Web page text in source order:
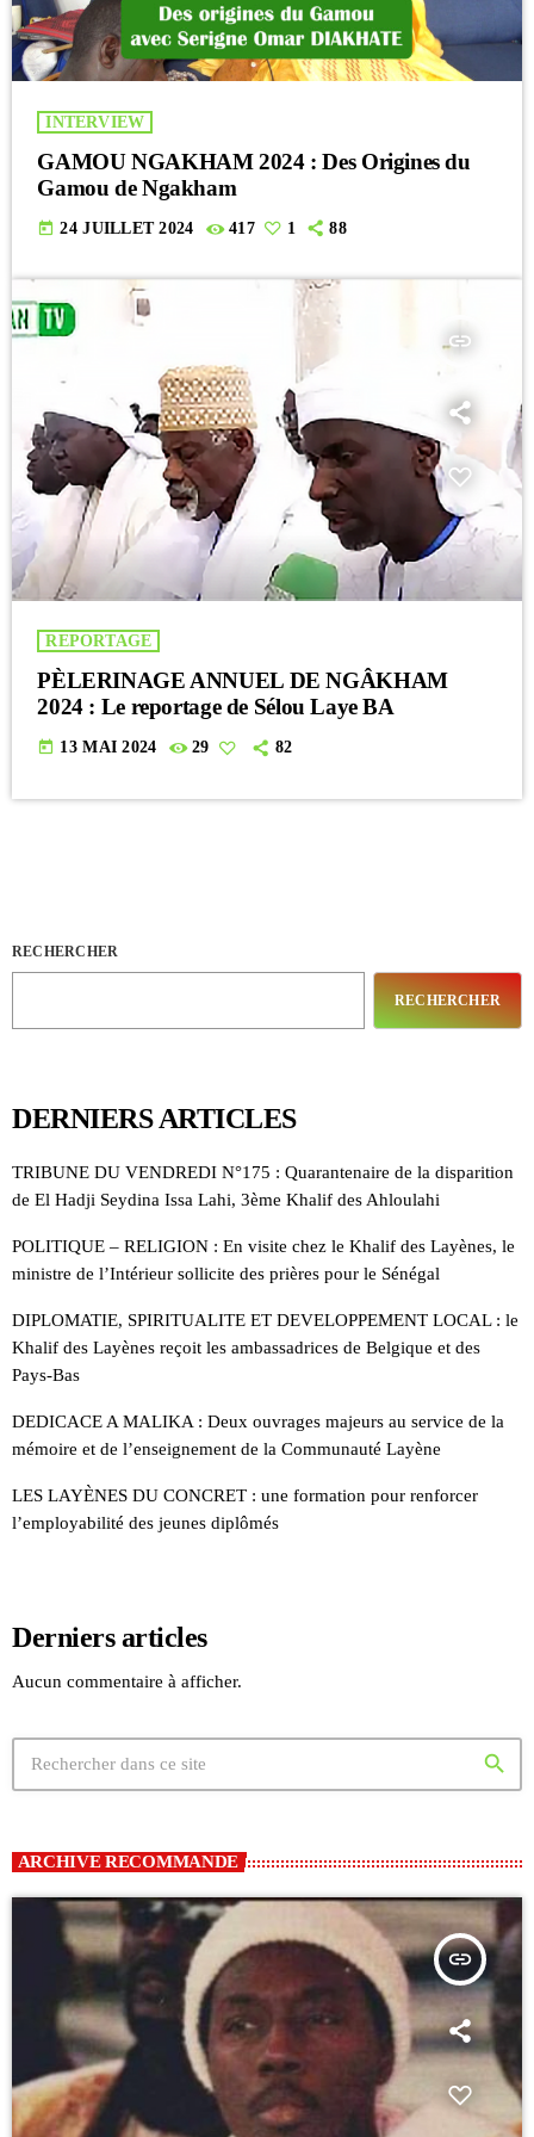
INTERVIEW
GAMOU NGAKHAM 2024 : Des Origines du
Gamou de Ngakham
today 24 JUILLET 2024 417 1 88
insert_link
REPORTAGE
PÈLERINAGE ANNUEL DE NGÂKHAM
2024 : Le reportage de Sélou Laye BA
today 13 MAI 2024 29 82
RECHERCHER
RECHERCHER
DERNIERS ARTICLES
TRIBUNE DU VENDREDI N°175 : Quarantenaire de la disparition
de El Hadji Seydina Issa Lahi, 3ème Khalif des Ahloulahi
POLITIQUE – RELIGION : En visite chez le Khalif des Layènes, le
ministre de l’Intérieur sollicite des prières pour le Sénégal
DIPLOMATIE, SPIRITUALITE ET DEVELOPPEMENT LOCAL : le
Khalif des Layènes reçoit les ambassadrices de Belgique et des
Pays-Bas
DEDICACE A MALIKA : Deux ouvrages majeurs au service de la
mémoire et de l’enseignement de la Communauté Layène
LES LAYÈNES DU CONCRET : une formation pour renforcer
l’employabilité des jeunes diplômés
Derniers articles
Aucun commentaire à afficher.
search
ARCHIVE RECOMMANDE
insert_link